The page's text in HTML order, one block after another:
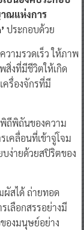
ณแห่งการ
ประกอบด้วย
ามรวดเร็ว ให้ภาพ
งที่มีชีวิตให้เกิด
ครื่องจักรที่มี
ถีพิถันของความ
เคลื่อนที่เข้าจู่โจม
ง่ายด้วยสปิริตของ
สได้ ถ่ายทอด
เลือกสรรอย่างมี
องมนุษย์อย่าง